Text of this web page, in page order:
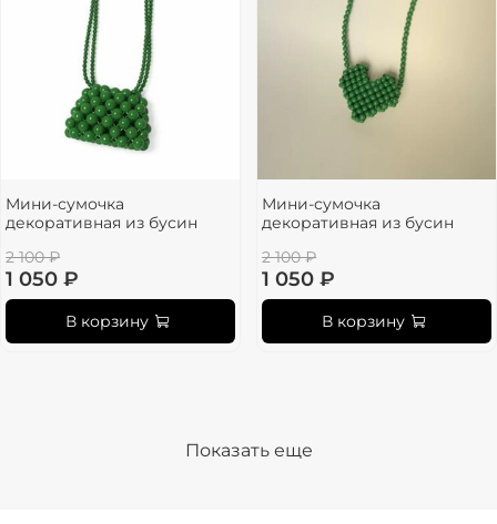
Мини-сумочка
декоративная из бусин
2 100 ₽
1 050 ₽
В корзину
Мини-сумочка
декоративная из бусин
2 100 ₽
1 050 ₽
В корзину
Показать еще